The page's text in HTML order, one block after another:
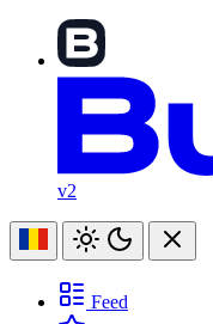
v2
Feed